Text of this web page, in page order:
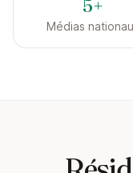
5+
Médias